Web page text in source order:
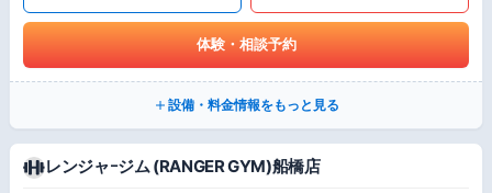
体験・相談予約
設備・料金情報をもっと見る
レンジャｰジム (RANGER GYM)船橋店